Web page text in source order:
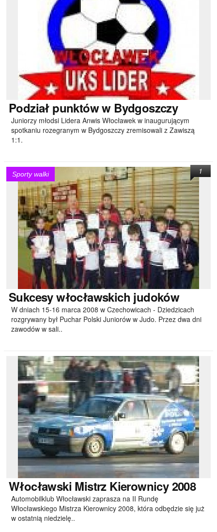
Podziałpunktów w Bydgoszczy
Juniorzy młodsi Lidera Anwis Włocławek w inaugurującym
spotkaniu rozegranym w Bydgoszczy zremisowali z Zawiszą
1:1.
Sporty walki
Sukcesywłocławskich judoków
W dniach 15-16 marca 2008 w Czechowicach - Dziedzicach
rozgrywany był Puchar Polski Juniorów w Judo. Przez dwa dni
zawodów w sali..
1
Włocławski Mistrz Kierownicy 2008
Automobilklub Włocławski zaprasza na II Rundę
Włocławskiego Mistrza Kierownicy 2008, która odbędzie się już
w ostatnią niedzielę..